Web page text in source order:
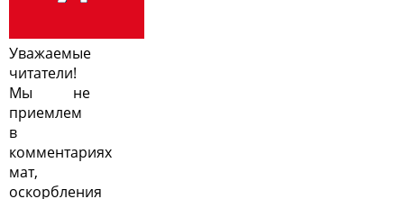
Уважаемые
читатели!
Мы не
приемлем
в
комментариях
мат,
оскорбления